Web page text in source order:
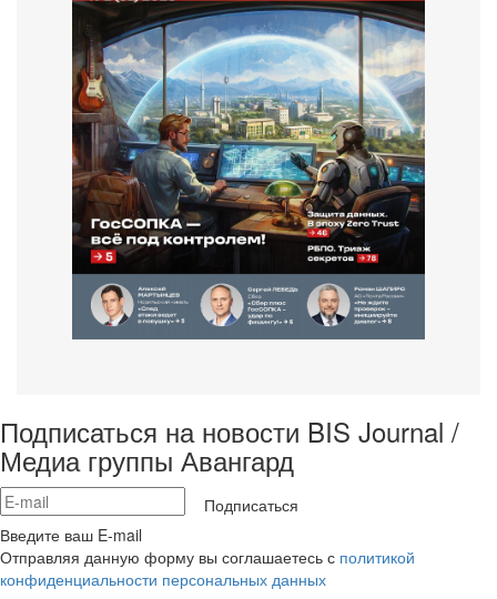
Подписаться на новости BIS Journal /
Медиа группы Авангард
Подписаться
Введите ваш E-mail
Отправляя данную форму вы соглашаетесь с политикой
конфиденциальности персональных данных